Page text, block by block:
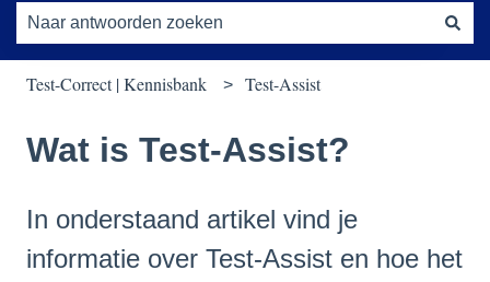
Test-Correct | Kennisbank Test-Assist
Wat is Test-Assist?
In onderstaand artikel vind je
informatie over Test-Assist en hoe het